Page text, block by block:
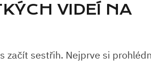
VIDEÍ NA
začít sestřih. Nejprve si